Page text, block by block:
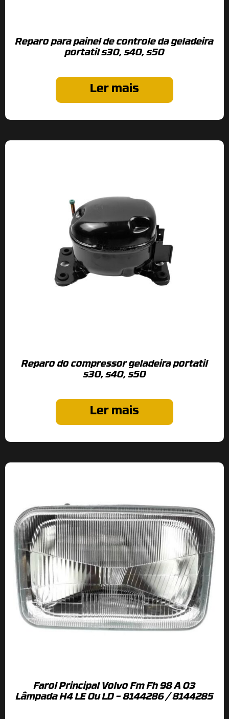
Reparo para painel de controle da geladeira
portatil s30, s40, s50
Ler mais
Reparo do compressor geladeira portatil
s30, s40, s50
Ler mais
Farol Principal Volvo Fm Fh 98 A 03
Lâmpada H4 LE Ou LD – 8144286 / 8144285